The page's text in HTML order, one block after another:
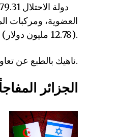
(12.78 مليون دولار) والبلاستيك (11.32 مليون دولار).
ناهيك بالطبع عن تعاون السيسي في الحفاظ على الطابع المحكم لمعسكر الاعتقال في غزة.
5/الجزائر